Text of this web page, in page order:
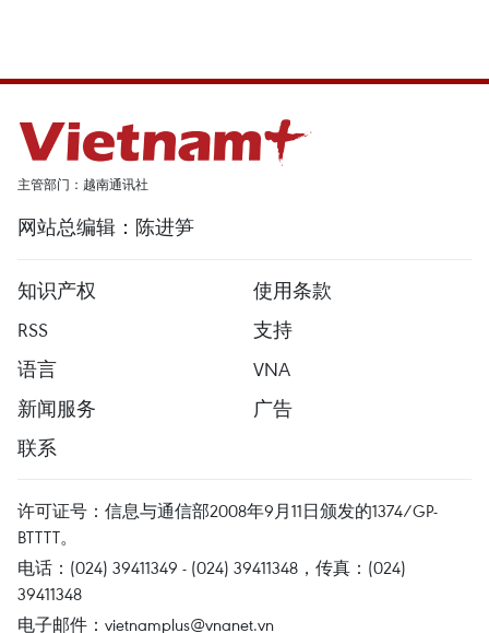
主管部门：越南通讯社
网站总编辑：陈进笋
知识产权
使用条款
RSS
支持
语言
VNA
新闻服务
广告
联系
许可证号：信息与通信部2008年9月11日颁发的1374/GP-
BTTTT。
电话：(024) 39411349 - (024) 39411348，传真：(024)
39411348
电子邮件： vietnamplus@vnanet.vn